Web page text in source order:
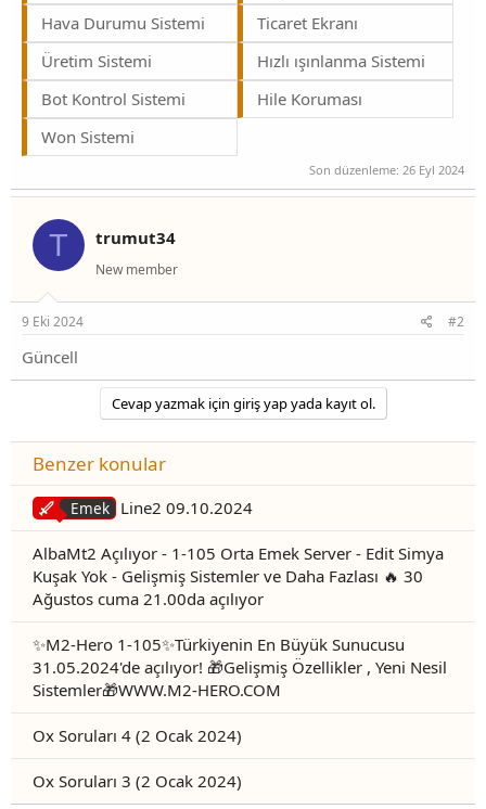
Hava Durumu Sistemi
Ticaret Ekranı
Üretim Sistemi
Hızlı ışınlanma Sistemi
Bot Kontrol Sistemi
Hile Koruması
Won Sistemi
Son düzenleme: 26 Eyl 2024
T trumut34
New member
9 Eki 2024 #2
Güncell
Cevap yazmak için giriş yap yada kayıt ol.
Benzer konular
Emek Line2 09.10.2024
AlbaMt2 Açılıyor - 1-105 Orta Emek Server - Edit Simya
Kuşak Yok - Gelişmiş Sistemler ve Daha Fazlası 🔥 30
Ağustos cuma 21.00da açılıyor
✨M2-Hero 1-105✨Türkiyenin En Büyük Sunucusu
31.05.2024'de açılıyor! 🎁Gelişmiş Özellikler , Yeni Nesil
Sistemler🎁WWW.M2-HERO.COM
Ox Soruları 4 (2 Ocak 2024)
Ox Soruları 3 (2 Ocak 2024)